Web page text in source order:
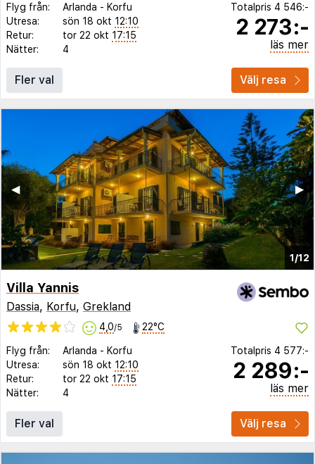
Flyg från: Arlanda - Korfu
Utresa:
sön 18 okt 12:10
Retur:
tor 22 okt 17:15
Nätter:
4
Totalpris 4 546:-
2 273:-
läs mer
Fler val Välj resa
1/12
▶︎
◀︎
Villa Yannis
Dassia, Korfu, Grekland
4,0/5 22°C
Flyg från: Arlanda - Korfu
Utresa:
sön 18 okt 12:10
Retur:
tor 22 okt 17:15
Nätter:
4
Totalpris 4 577:-
2 289:-
läs mer
Fler val Välj resa